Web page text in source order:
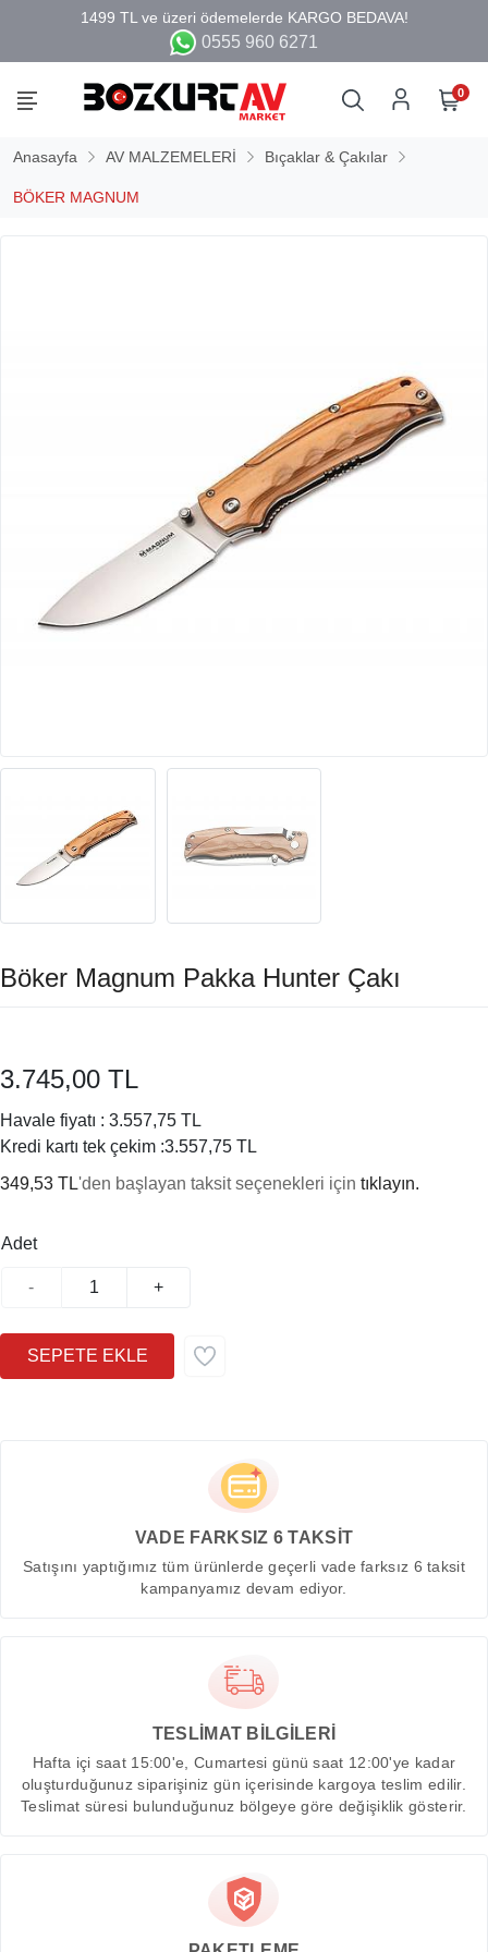
0555 960 6271
0
Anasayfa AV MALZEMELERİ Bıçaklar & Çakılar
BÖKER MAGNUM
Böker Magnum Pakka Hunter Çakı
3.745,00 TL
Havale fiyatı : 3.557,75 TL
Kredi kartı tek çekim :3.557,75 TL
349,53 TL'den başlayan taksit seçenekleri için tıklayın.
Adet
- +
VADE FARKSIZ 6 TAKSİT
Satışını yaptığımız tüm ürünlerde geçerli vade farksız 6 taksit
kampanyamız devam ediyor.
TESLİMAT BİLGİLERİ
Hafta içi saat 15:00'e, Cumartesi günü saat 12:00'ye kadar
oluşturduğunuz siparişiniz gün içerisinde kargoya teslim edilir.
Teslimat süresi bulunduğunuz bölgeye göre değişiklik gösterir.